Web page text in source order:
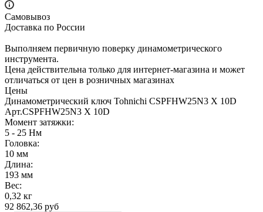
Самовывоз
Доставка по России
Выполняем первичную поверку динамометрического
инструмента.
Цена действительна только для интернет-магазина и может
отличаться от цен в розничных магазинах
Цены
Динамометрический ключ Tohnichi CSPFHW25N3 X 10D
Арт.CSPFHW25N3 X 10D
Момент затяжки:
5 - 25 Нм
Головка:
10 мм
Длина:
193 мм
Вес:
0,32 кг
92 862,36 руб